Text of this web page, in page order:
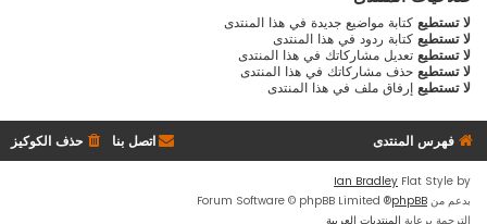
لا تستطيعكتابة مواضيع جديدة في هذا المنتدى
لا تستطيعكتابة ردود في هذا المنتدى
لا تستطيعتعديل مشاركاتك في هذا المنتدى
لا تستطيعحذف مشاركاتك في هذا المنتدى
لا تستطيعإرفاق ملف في هذا المنتدى
فهرس المنتدى حذف الكوكيز اتصل بنا
Flat Style by
Ian Bradley
بدعم منphpBB
® Forum Software © phpBB Limited
الترجمة برعايةالمنتديات العربية